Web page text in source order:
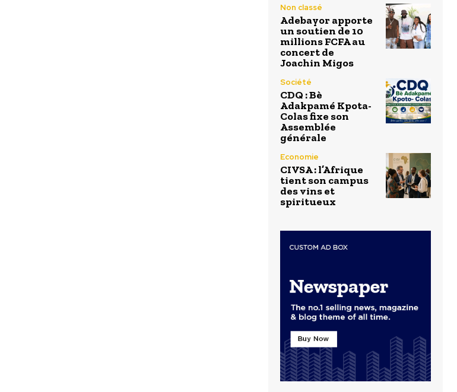
Non classé
Adebayor apporte
un soutien de 10
millions FCFA au
concert de
Joachin Migos
Société
CDQ : Bè
Adakpamé Kpota-
Colas fixe son
Assemblée
générale
Economie
CIVSA : l’Afrique
tient son campus
des vins et
spiritueux